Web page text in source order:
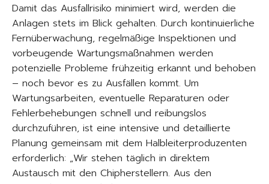
Damit das Ausfallrisiko minimiert wird, werden die
Anlagen stets im Blick gehalten. Durch kontinuierliche
Fernüberwachung, regelmäßige Inspektionen und
vorbeugende Wartungsmaßnahmen werden
potenzielle Probleme frühzeitig erkannt und behoben
– noch bevor es zu Ausfällen kommt. Um
Wartungsarbeiten, eventuelle Reparaturen oder
Fehlerbehebungen schnell und reibungslos
durchzuführen, ist eine intensive und detaillierte
Planung gemeinsam mit dem Halbleiterproduzenten
erforderlich: „Wir stehen täglich in direktem
Austausch mit den Chipherstellern. Aus den